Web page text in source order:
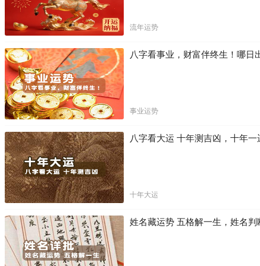
流年运势
八字看事业，财富伴终生！哪日
事业运势
八字看大运 十年测吉凶，十年一
十年大运
姓名藏运势 五格解一生，姓名